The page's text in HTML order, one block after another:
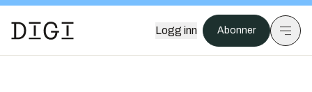
Logg inn Abonner